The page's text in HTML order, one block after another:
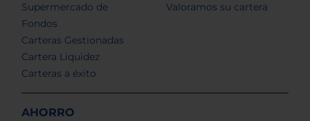
Supermercado de
Fondos
Carteras Gestionadas
Cartera Liquidez
Carteras a éxito
Valoramos su cartera
AHORRO